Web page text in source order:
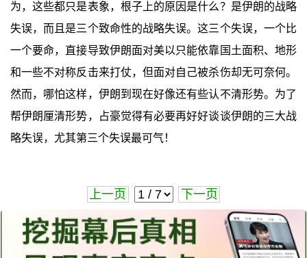
为，这些都只是表象，根子上的原因是什么？是伊朗的战略
失误，而且是三个致命性的战略失误。这三个失误，一个比
一个要命，直接导致伊朗面对美以只能依靠国土面积、地形
和一些不对称反击来打仗，但面对自己被杀伤却无可奈何。
然而，哪怕这样，伊朗到现在好像还有些认不清形势。为了
帮伊朗厘清形势，占豪觉得有必要再好好谈谈伊朗的三大战
略失误，尤其第三个失误最可气！
上一页 下一页